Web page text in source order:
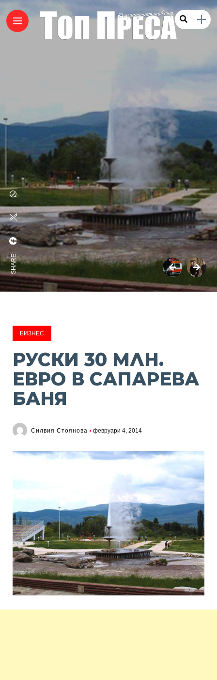
SHARE:
БИЗНЕС
РУСКИ 30 МЛН.
ЕВРО В САПАРЕВА
БАНЯ
Силвия Стоянова февруари 4, 2014